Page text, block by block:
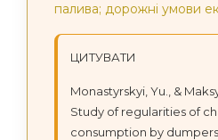
палива; дорожні умови
ЦИТУВАТИ
Monastyrskyi, Yu., &
Study of regularities of
consumption by